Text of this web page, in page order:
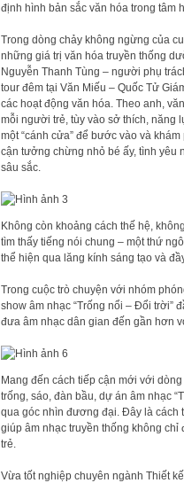
định hình bản sắc văn hóa trong tâm
Trong dòng chảy không ngừng của
những giá trị văn hóa truyền thống
Nguyễn Thanh Tùng – người phụ
tour đêm tại Văn Miếu – Quốc Tử
các hoạt động văn hóa. Theo anh,
mỗi người trẻ, tùy vào sở thích, năng
một “cánh cửa” để bước vào và
cận tưởng chừng nhỏ bé ấy, tình
sâu sắc.
Không còn khoảng cách thế hệ,
tìm thấy tiếng nói chung – một thứ
thể hiện qua lăng kính sáng tạo và
Trong cuộc trò chuyện với nhóm
show âm nhạc “Trống nổi – Đổi trời”
đưa âm nhạc dân gian đến gần hơn
Mang đến cách tiếp cận mới với
trống, sáo, đàn bầu, dự án âm nhạc
qua góc nhìn đương đại. Đây là cách
giúp âm nhạc truyền thống không
trẻ.
Vừa tốt nghiệp chuyên ngành Thiết